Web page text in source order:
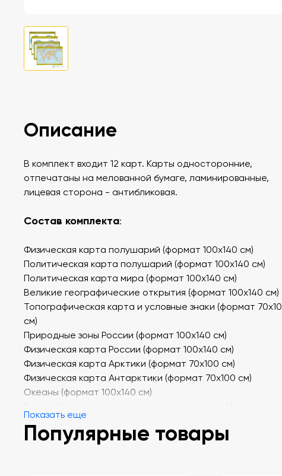
Описание
В комплект входит 12 карт. Карты односторонние,
отпечатаны на мелованной бумаге, ламинированные,
лицевая сторона - антибликовая.
Состав комплекта:
Физическая карта полушарий (формат 100х140 см)
Политическая карта полушарий (формат 100х140 см)
Политическая карта мира (формат 100х140 см)
Великие географические открытия (формат 100х140 см)
Топографическая карта и условные знаки (формат
см)
Природные зоны России (формат 100х140 см)
Физическая карта России (формат 100х140 см)
Физическая карта Арктики (формат 70х100 см)
Физическая карта Антарктики (формат 70х100 см)
Океаны (формат 100х140 см)
100х140 см)
Физическая карта мира (формат 100х140 см).
Показать еще
Популярные товары